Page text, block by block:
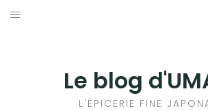
Aller
Le blog
L'ÉPICERIE FINE